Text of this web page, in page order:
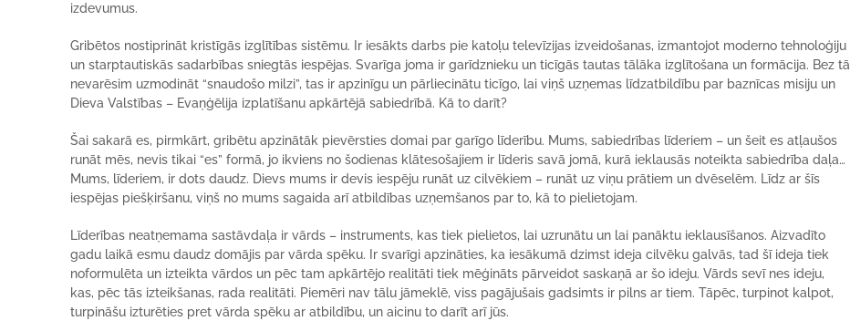
izdevumus.
Gribētos nostiprināt kristīgās izglītības sistēmu. Ir iesākts darbs pie katoļu televīzijas izveidošanas, izmantojot moderno tehnoloģiju
un starptautiskās sadarbības sniegtās iespējas. Svarīga joma ir garīdznieku un ticīgās tautas tālāka izglītošana un formācija. Bez tā
nevarēsim uzmodināt “snaudošo milzi”, tas ir apzinīgu un pārliecinātu ticīgo, lai viņš uzņemas līdzatbildību par baznīcas misiju un
Dieva Valstības – Evaņģēlija izplatīšanu apkārtējā sabiedrībā. Kā to darīt?
Šai sakarā es, pirmkārt, gribētu apzinātāk pievērsties domai par garīgo līderību. Mums, sabiedrības līderiem – un šeit es atļaušos
runāt mēs, nevis tikai “es” formā, jo ikviens no šodienas klātesošajiem ir līderis savā jomā, kurā ieklausās noteikta sabiedrība daļa…
Mums, līderiem, ir dots daudz. Dievs mums ir devis iespēju runāt uz cilvēkiem – runāt uz viņu prātiem un dvēselēm. Līdz ar šīs
iespējas piešķiršanu, viņš no mums sagaida arī atbildības uzņemšanos par to, kā to pielietojam.
Līderības neatņemama sastāvdaļa ir vārds – instruments, kas tiek pielietos, lai uzrunātu un lai panāktu ieklausīšanos. Aizvadīto
gadu laikā esmu daudz domājis par vārda spēku. Ir svarīgi apzināties, ka iesākumā dzimst ideja cilvēku galvās, tad šī ideja tiek
noformulēta un izteikta vārdos un pēc tam apkārtējo realitāti tiek mēģināts pārveidot saskaņā ar šo ideju. Vārds sevī nes ideju,
kas, pēc tās izteikšanas, rada realitāti. Piemēri nav tālu jāmeklē, viss pagājušais gadsimts ir pilns ar tiem. Tāpēc, turpinot kalpot,
turpināšu izturēties pret vārda spēku ar atbildību, un aicinu to darīt arī jūs.